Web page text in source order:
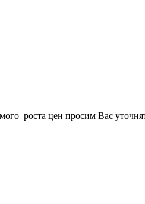
роста цен просим Вас